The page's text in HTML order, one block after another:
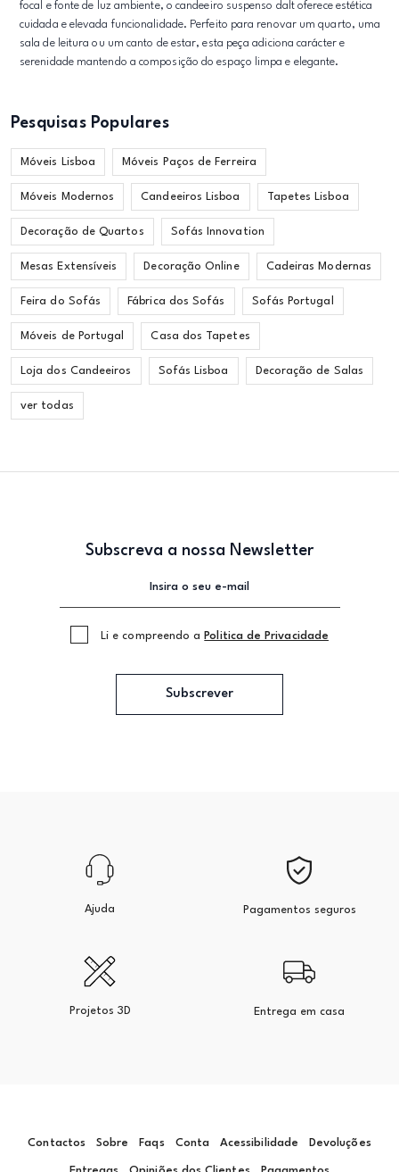
focal e fonte de luz ambiente, o candeeiro suspenso dalt oferece estética
cuidada e elevada funcionalidade. Perfeito para renovar um quarto, uma
sala de leitura ou um canto de estar, esta peça adiciona carácter e
serenidade mantendo a composição do espaço limpa e elegante.
Pesquisas Populares
Móveis Lisboa Móveis Paços de Ferreira
Móveis Modernos Candeeiros Lisboa Tapetes Lisboa
Decoração de Quartos Sofás Innovation
Mesas Extensíveis Decoração Online Cadeiras Modernas
Feira do Sofás Fábrica dos Sofás Sofás Portugal
Móveis de Portugal Casa dos Tapetes
Loja dos Candeeiros Sofás Lisboa Decoração de Salas
ver todas
Subscreva a nossa Newsletter
Li e compreendo a Politica de Privacidade
Subscrever
Ajuda Pagamentos seguros
Projetos 3D Entrega em casa
Contactos Sobre Faqs Conta Acessibilidade Devoluções